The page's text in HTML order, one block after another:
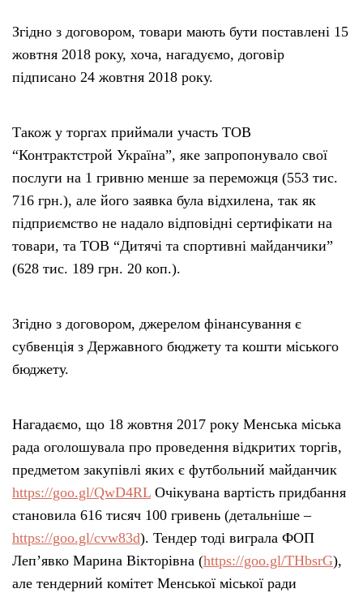
Згідно з договором, товари мають бути поставлені 15
жовтня 2018 року, хоча, нагадуємо, договір
підписано 24 жовтня 2018 року.
Також у торгах приймали участь ТОВ
“Контрактстрой Україна”, яке запропонувало свої
послуги на 1 гривню менше за переможця (553 тис.
716 грн.), але його заявка була відхилена, так як
підприємство не надало відповідні сертифікати на
товари, та ТОВ “Дитячі та спортивні майданчики”
(628 тис. 189 грн. 20 коп.).
Згідно з договором, джерелом фінансування є
субвенція з Державного бюджету та кошти міського
бюджету.
Нагадаємо, що 18 жовтня 2017 року Менська міська
рада оголошувала про проведення відкритих торгів,
предметом закупівлі яких є футбольний майданчик
https://goo.gl/QwD4RL Очікувана вартість придбання
становила 616 тисяч 100 гривень (детальніше –
https://goo.gl/cvw83d). Тендер тоді виграла ФОП
Леп’явко Марина Вікторівна (https://goo.gl/THbsrG),
але тендерний комітет Менської міської ради